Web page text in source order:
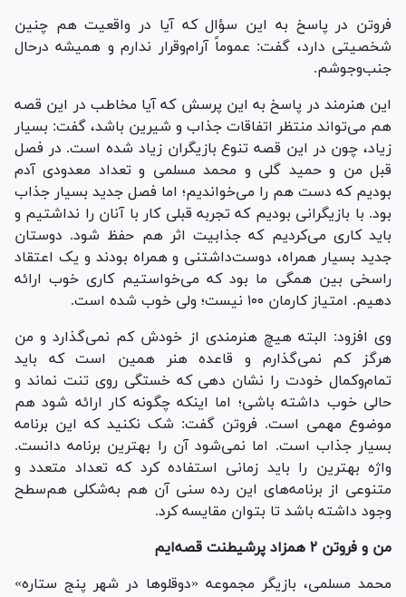
فروتن در پاسخ به این سؤال که آیا در واقعیت هم چنین
شخصیتی دارد، گفت: عموماً آرام‌وقرار ندارم و همیشه درحال
جنب‌وجوشم.
این هنرمند در پاسخ به این پرسش که آیا مخاطب در این قصه
هم می‌تواند منتظر اتفاقات جذاب و شیرین باشد، گفت: بسیار
زیاد، چون در این قصه تنوع بازیگران زیاد شده است. در فصل
قبل من و حمید گلی و محمد مسلمی و تعداد معدودی آدم
بودیم که دست هم را می‌خواندیم؛ اما فصل جدید بسیار جذاب
بود. با بازیگرانی بودیم که تجربه قبلی کار با آنان را نداشتیم و
باید کاری می‌کردیم که جذابیت اثر هم حفظ شود. دوستان
جدید بسیار همراه، دوست‌داشتنی و همراه بودند و یک اعتقاد
راسخی بین همگی ما بود که می‌خواستیم کاری خوب ارائه
دهیم. امتیاز کارمان ۱۰۰ نیست؛ ولی خوب شده است.
وی افزود: البته هیچ هنرمندی از خودش کم نمی‌گذارد و من
هرگز کم نمی‌گذارم و قاعده هنر همین است که باید
تمام‌وکمال خودت را نشان دهی که خستگی روی تنت نماند و
حالی خوب داشته باشی؛ اما اینکه چگونه کار ارائه شود هم
موضوع مهمی است. فروتن گفت: شک نکنید که این برنامه
بسیار جذاب است. اما نمی‌شود آن را بهترین برنامه دانست.
واژه بهترین را باید زمانی استفاده کرد که تعداد متعدد و
متنوعی از برنامه‌های این رده سنی آن هم به‌شکلی هم‌سطح
وجود داشته باشد تا بتوان مقایسه کرد.
من و فروتن ۲ همزاد پرشیطنت قصه‌ایم
محمد مسلمی، بازیگر مجموعه «دوقلو‌ها در شهر پنج ستاره»